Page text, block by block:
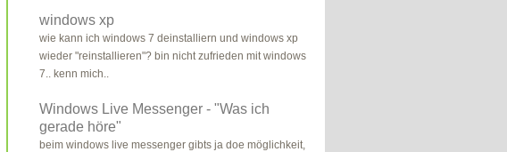
windows xp
wie kann ich windows 7 deinstalliern und windows xp
wieder "reinstallieren"? bin nicht zufrieden mit windows
7.. kenn mich..
Windows Live Messenger - "Was ich
gerade höre"
beim windows live messenger gibts ja doe möglichkeit,